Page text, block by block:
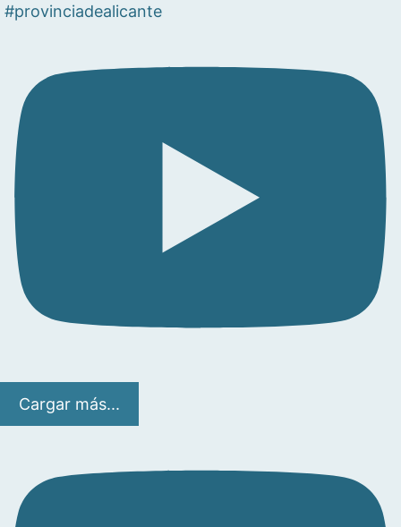
#provinciadealicante
Cargar más...